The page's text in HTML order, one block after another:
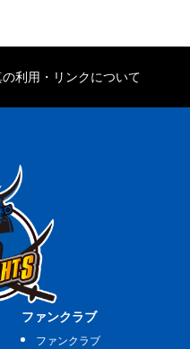
利用・リンクについて
ファンクラブ
ファンクラブ